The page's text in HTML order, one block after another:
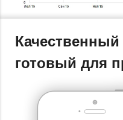
Качественный
готовый для